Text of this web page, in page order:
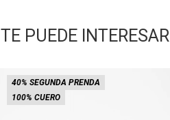
TE PUEDE INTERESAR
100% CUERO
40% SEGUNDA PRENDA